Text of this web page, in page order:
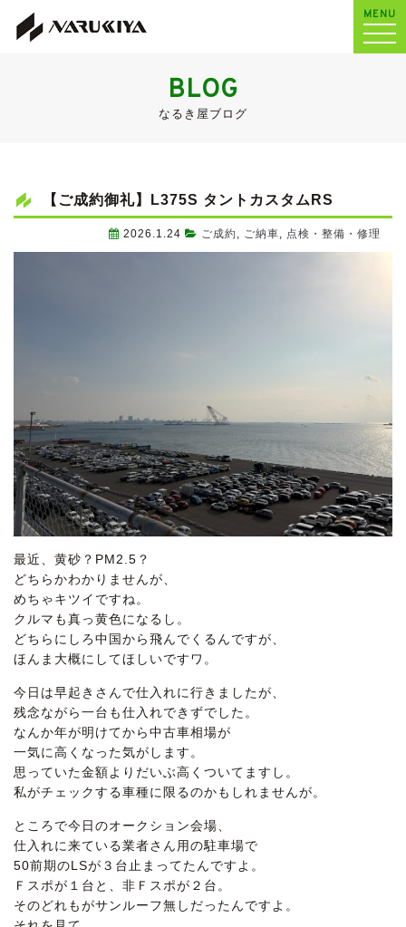
MENU
BLOG
なるき屋ブログ
【ご成約御礼】L375S タントカスタムRS
2026.1.24 ご成約, ご納車, 点検・整備・修理
最近、黄砂？PM2.5？
どちらかわかりませんが、
めちゃキツイですね。
クルマも真っ黄色になるし。
どちらにしろ中国から飛んでくるんですが、
ほんま大概にしてほしいですワ。
今日は早起きさんで仕入れに行きましたが、
残念ながら一台も仕入れできずでした。
なんか年が明けてから中古車相場が
一気に高くなった気がします。
思っていた金額よりだいぶ高くついてますし。
私がチェックする車種に限るのかもしれませんが。
ところで今日のオークション会場、
仕入れに来ている業者さん用の駐車場で
50前期のLSが３台止まってたんですよ。
Ｆスポが１台と、非Ｆスポが２台。
そのどれもがサンルーフ無しだったんですよ。